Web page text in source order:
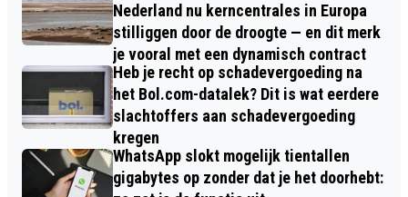
Nederland nu kerncentrales in Europa
stilliggen door de droogte — en dit merk
je vooral met een dynamisch contract
Heb je recht op schadevergoeding na
het Bol.com-datalek? Dit is wat eerdere
slachtoffers aan schadevergoeding
kregen
WhatsApp slokt mogelijk tientallen
gigabytes op zonder dat je het doorhebt: